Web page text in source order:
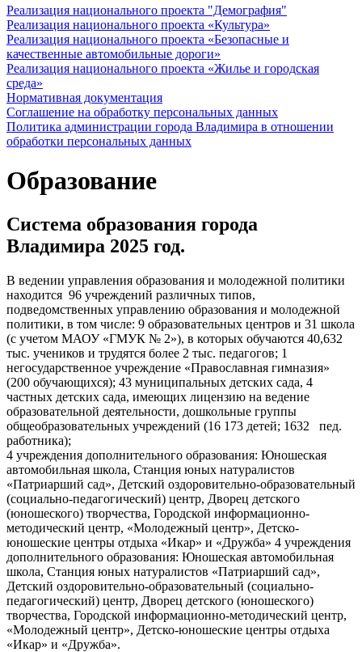
Реализация национального проекта "Демография"
Реализация национального проекта «Культура»
Реализация национального проекта «Безопасные и
качественные автомобильные дороги»
Реализация национального проекта «Жилье и городская
среда»
Нормативная документация
Соглашение на обработку персональных данных
Политика администрации города Владимира в отношении
обработки персональных данных
Образование
Система образования города
Владимира 2025 год.
В ведении управления образования и молодежной политики
находится 96 учреждений различных типов,
подведомственных управлению образования и молодежной
политики, в том числе: 9 образовательных центров и 31 школа
(с учетом МАОУ «ГМУК № 2»), в которых обучаются 40,632
тыс. учеников и трудятся более 2 тыс. педагогов; 1
негосударственное учреждение «Православная гимназия»
(200 обучающихся); 43 муниципальных детских сада, 4
частных детских сада, имеющих лицензию на ведение
образовательной деятельности, дошкольные группы
общеобразовательных учреждений (16 173 детей; 1632 пед.
работника);
4 учреждения дополнительного образования: Юношеская
автомобильная школа, Станция юных натуралистов
«Патриарший сад», Детский оздоровительно-образовательный
(социально-педагогический) центр, Дворец детского
(юношеского) творчества, Городской информационно-
методический центр, «Молодежный центр», Детско-
юношеские центры отдыха «Икар» и «Дружба» 4 учреждения
дополнительного образования: Юношеская автомобильная
школа, Станция юных натуралистов «Патриарший сад»,
Детский оздоровительно-образовательный (социально-
педагогический) центр, Дворец детского (юношеского)
творчества, Городской информационно-методический центр,
«Молодежный центр», Детско-юношеские центры отдыха
«Икар» и «Дружба».